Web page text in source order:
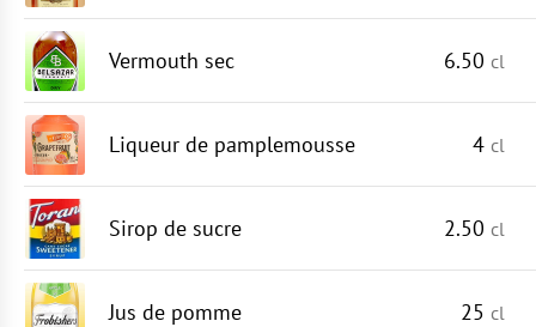
Vermouth sec 6.50 cl
Liqueur de pamplemousse 4 cl
Sirop de sucre 2.50 cl
Jus de pomme 25 cl